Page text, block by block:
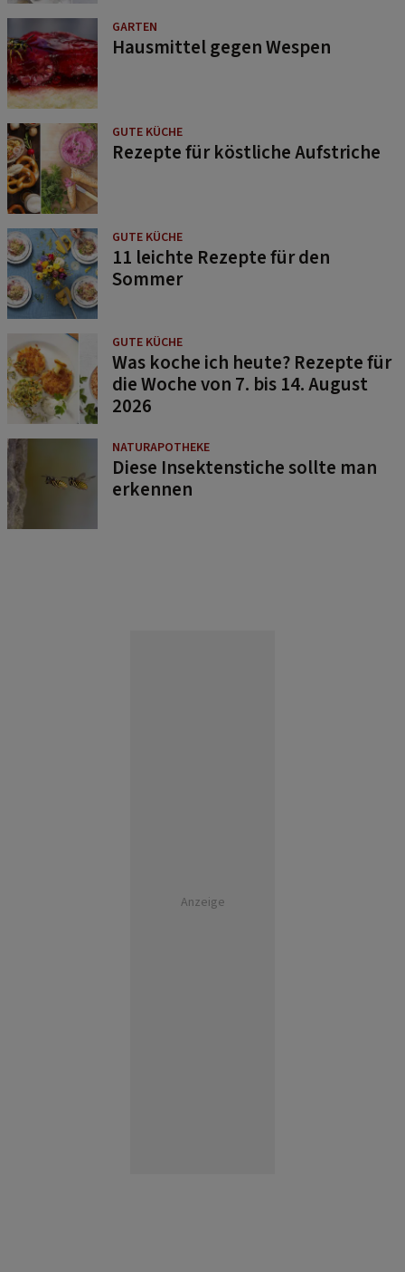
GARTEN
Hausmittel gegen Wespen
GUTE KÜCHE
Rezepte für köstliche Aufstriche
GUTE KÜCHE
11 leichte Rezepte für den
Sommer
GUTE KÜCHE
Was koche ich heute? Rezepte für
die Woche von 7. bis 14. August
2026
NATURAPOTHEKE
Diese Insektenstiche sollte man
erkennen
Anzeige